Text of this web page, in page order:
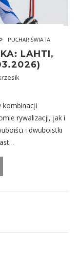
PUCHAR ŚWIATA
LAHTI,
kombinacji
rywalizacji, jak i
i dwuboistki